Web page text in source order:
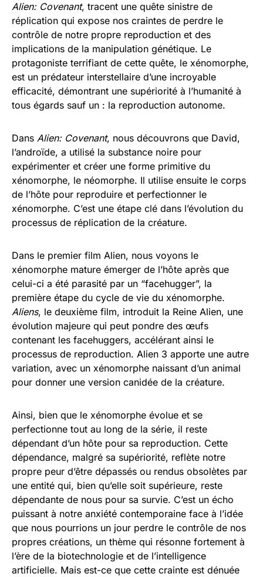
Alien: Covenant, tracent une quête sinistre de
réplication qui expose nos craintes de perdre le
contrôle de notre propre reproduction et des
implications de la manipulation génétique. Le
protagoniste terrifiant de cette quête, le xénomorphe,
est un prédateur interstellaire d’une incroyable
efficacité, démontrant une supériorité à l’humanité à
tous égards sauf un : la reproduction autonome.
Dans Alien: Covenant, nous découvrons que David,
l’androïde, a utilisé la substance noire pour
expérimenter et créer une forme primitive du
xénomorphe, le néomorphe. Il utilise ensuite le corps
de l’hôte pour reproduire et perfectionner le
xénomorphe. C’est une étape clé dans l’évolution du
processus de réplication de la créature.
Dans le premier film Alien, nous voyons le
xénomorphe mature émerger de l’hôte après que
celui-ci a été parasité par un “facehugger”, la
première étape du cycle de vie du xénomorphe.
Aliens, le deuxième film, introduit la Reine Alien, une
évolution majeure qui peut pondre des œufs
contenant les facehuggers, accélérant ainsi le
processus de reproduction. Alien 3 apporte une autre
variation, avec un xénomorphe naissant d’un animal
pour donner une version canidée de la créature.
Ainsi, bien que le xénomorphe évolue et se
perfectionne tout au long de la série, il reste
dépendant d’un hôte pour sa reproduction. Cette
dépendance, malgré sa supériorité, reflète notre
propre peur d’être dépassés ou rendus obsolètes par
une entité qui, bien qu’elle soit supérieure, reste
dépendante de nous pour sa survie. C’est un écho
puissant à notre anxiété contemporaine face à l’idée
que nous pourrions un jour perdre le contrôle de nos
propres créations, un thème qui résonne fortement à
l’ère de la biotechnologie et de l’intelligence
artificielle. Mais est-ce que cette crainte est dénuée